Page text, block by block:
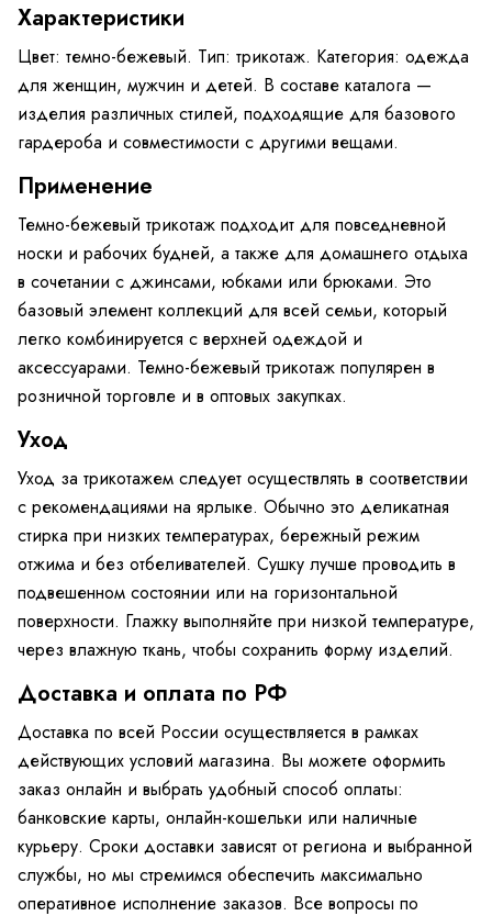
Характеристики
Цвет: темно-бежевый. Тип: трикотаж. Категория: одежда
для женщин, мужчин и детей. В составе каталога —
изделия различных стилей, подходящие для базового
гардероба и совместимости с другими вещами.
Применение
Темно-бежевый трикотаж подходит для повседневной
носки и рабочих будней, а также для домашнего отдыха
в сочетании с джинсами, юбками или брюками. Это
базовый элемент коллекций для всей семьи, который
легко комбинируется с верхней одеждой и
аксессуарами. Темно-бежевый трикотаж популярен в
розничной торговле и в оптовых закупках.
Уход
Уход за трикотажем следует осуществлять в соответствии
с рекомендациями на ярлыке. Обычно это деликатная
стирка при низких температурах, бережный режим
отжима и без отбеливателей. Сушку лучше проводить в
подвешенном состоянии или на горизонтальной
поверхности. Глажку выполняйте при низкой температуре,
через влажную ткань, чтобы сохранить форму изделий.
Доставка и оплата по РФ
Доставка по всей России осуществляется в рамках
действующих условий магазина. Вы можете оформить
заказ онлайн и выбрать удобный способ оплаты:
банковские карты, онлайн-кошельки или наличные
курьеру. Сроки доставки зависят от региона и выбранной
службы, но мы стремимся обеспечить максимально
оперативное исполнение заказов. Все вопросы по